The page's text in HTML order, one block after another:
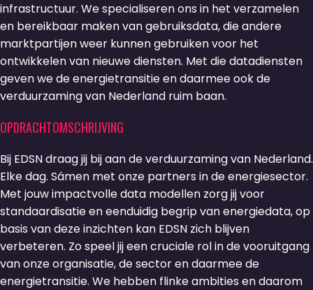
infrastructuur. We specialiseren ons in het verzamelen
en bereikbaar maken van gebruiksdata, die andere
marktpartijen weer kunnen gebruiken voor het
ontwikkelen van nieuwe diensten. Met die datadiensten
geven we de energietransitie en daarmee ook de
verduurzaming van Nederland ruim baan.
OPDRACHTOMSCHRIJVING
Bij EDSN draag jij bij aan de verduurzaming van Nederland.
Elke dag. Sámen met onze partners in de energiesector.
Met jouw impactvolle data modellen zorg jij voor
standaardisatie en eenduidig begrip van energiedata, op
basis van deze inzichten kan EDSN zich blijven
verbeteren. Zo speel jij een cruciale rol in de vooruitgang
van onze organisatie, de sector en daarmee de
energietransitie. We hebben flinke ambities en daarom